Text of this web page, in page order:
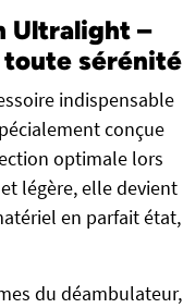
Ultralight –
sérénité
indispensable
conçue
optimale lors
légère, elle devient
en parfait état,
du déambulateur,